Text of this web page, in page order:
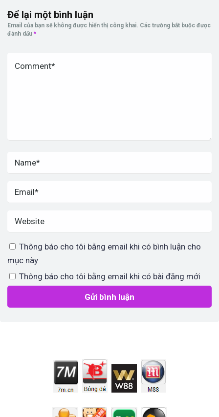
Để lại một bình luận
Email của bạn sẽ không được hiển thị công khai. Các trường bắt buộc được
đánh dấu *
Thông báo cho tôi bằng email khi có bình luận cho
mục này
Thông báo cho tôi bằng email khi có bài đăng mới